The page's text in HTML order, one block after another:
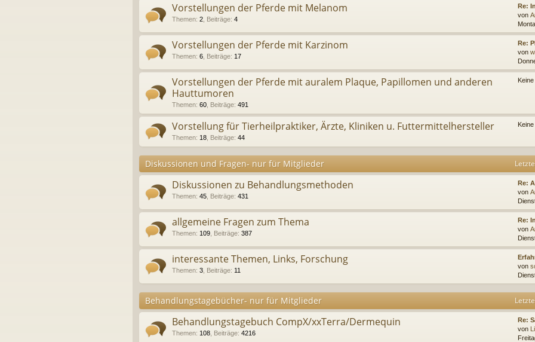
Vorstellungen der Pferde mit Melanom
Themen: 2 Beiträge: 4
Re:
von
Vorstellungen der Pferde mit Karzinom
Themen: 6 Beiträge: 17
Re:
von
Vorstellungen der Pferde mit auralem Plaque, Papillomen und anderen
Hauttumoren
Themen: 60 Beiträge: 491
Vorstellung für Tierheilpraktiker, Ärzte, Kliniken u. Futtermittelhersteller
Themen: 18 Beiträge: 44
Diskussionen und Fragen- nur für Mitglieder
Diskussionen zu Behandlungsmethoden
Themen: 45 Beiträge: 431
Re:
von
allgemeine Fragen zum Thema
Themen: 109 Beiträge: 387
Re:
von
interessante Themen, Links, Forschung
Themen: 3 Beiträge: 11
von
Behandlungstagebücher- nur für Mitglieder
Behandlungstagebuch CompX/xxTerra/Dermequin
Themen: 108 Beiträge: 4216
Re:
von